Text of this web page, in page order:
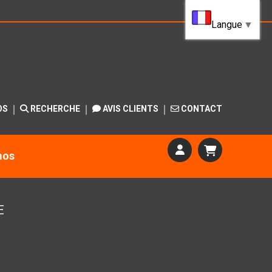
RECHERCHE AVIS CLIENTS CONTACT
Langue ▼